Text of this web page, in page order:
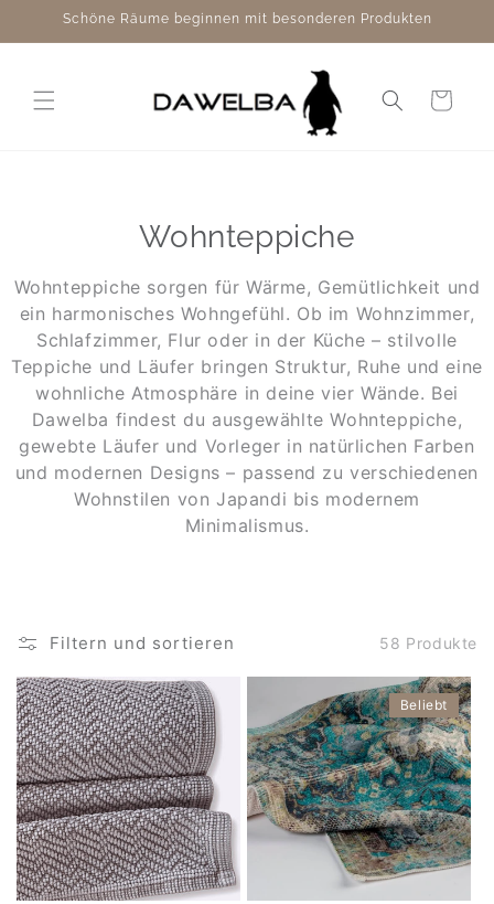
zum
Inhalt
Schöne Räume beginnen mit besonderen Produkten
Warenkorb
Wohnteppiche
Wohnteppiche sorgen für Wärme, Gemütlichkeit und
ein harmonisches Wohngefühl. Ob im Wohnzimmer,
Schlafzimmer, Flur oder in der Küche – stilvolle
Teppiche und Läufer bringen Struktur, Ruhe und eine
wohnliche Atmosphäre in deine vier Wände. Bei
Dawelba findest du ausgewählte Wohnteppiche,
gewebte Läufer und Vorleger in natürlichen Farben
und modernen Designs – passend zu verschiedenen
Wohnstilen von Japandi bis modernem
Minimalismus.
Filtern und sortieren 58 Produkte
Beliebt